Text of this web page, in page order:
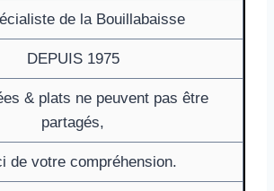
de la Bouillabaisse
DEPUIS 1975
& plats ne peuvent pas être
partagés,
de votre compréhension.